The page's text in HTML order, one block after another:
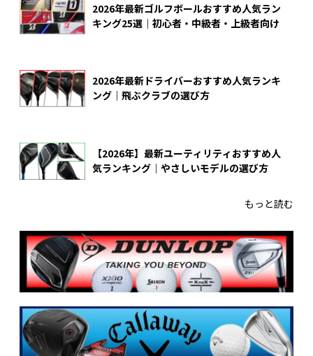
2026年最新ゴルフボールおすすめ人気ラン
キング25選｜初心者・中級者・上級者向け
2026年最新ドライバーおすすめ人気ランキ
ング｜飛ぶクラブの選び方
【2026年】最新ユーティリティおすすめ人
気ランキング｜やさしいモデルの選び方
もっと読む